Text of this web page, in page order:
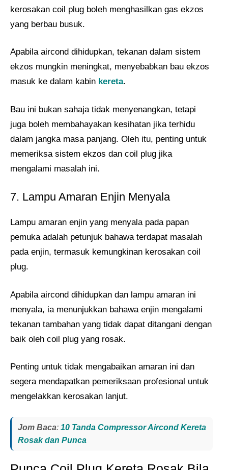
kerosakan coil plug boleh menghasilkan gas ekzos
yang berbau busuk.
Apabila aircond dihidupkan, tekanan dalam sistem
ekzos mungkin meningkat, menyebabkan bau ekzos
masuk ke dalam kabin kereta.
Bau ini bukan sahaja tidak menyenangkan, tetapi
juga boleh membahayakan kesihatan jika terhidu
dalam jangka masa panjang. Oleh itu, penting untuk
memeriksa sistem ekzos dan coil plug jika
mengalami masalah ini.
7. Lampu Amaran Enjin Menyala
Lampu amaran enjin yang menyala pada papan
pemuka adalah petunjuk bahawa terdapat masalah
pada enjin, termasuk kemungkinan kerosakan coil
plug.
Apabila aircond dihidupkan dan lampu amaran ini
menyala, ia menunjukkan bahawa enjin mengalami
tekanan tambahan yang tidak dapat ditangani dengan
baik oleh coil plug yang rosak.
Penting untuk tidak mengabaikan amaran ini dan
segera mendapatkan pemeriksaan profesional untuk
mengelakkan kerosakan lanjut.
Jom Baca: 10 Tanda Compressor Aircond Kereta
Rosak dan Punca